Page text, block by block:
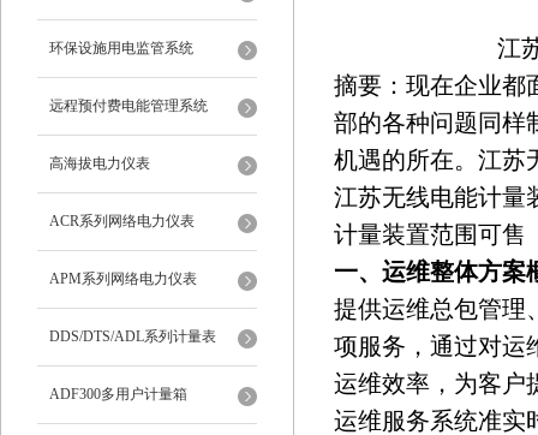
环保设施用电监管系统
远程预付费电能管理系统
高海拔电力仪表
ACR系列网络电力仪表
APM系列网络电力仪表
DDS/DTS/ADL系列计量表
ADF300多用户计量箱
江
摘要：现在企业都
部的各种问题同样
机遇的所在。 江苏
江苏无线电能计量
计量装置范围可售
一、运维整体方案
提供运维总包管理
项服务，通过对运
运维效率，为客户
运维服务系统准实